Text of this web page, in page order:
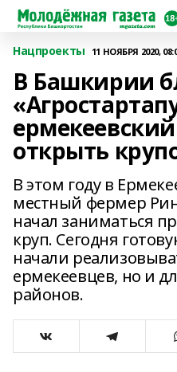
Нацпроекты 11 НОЯБРЯ 2020,
В Башкирии
открыть
В этом году в
местный фермер
начал заниматься
круп. Сегодня
начали
ермекеевцев, но и
районов.